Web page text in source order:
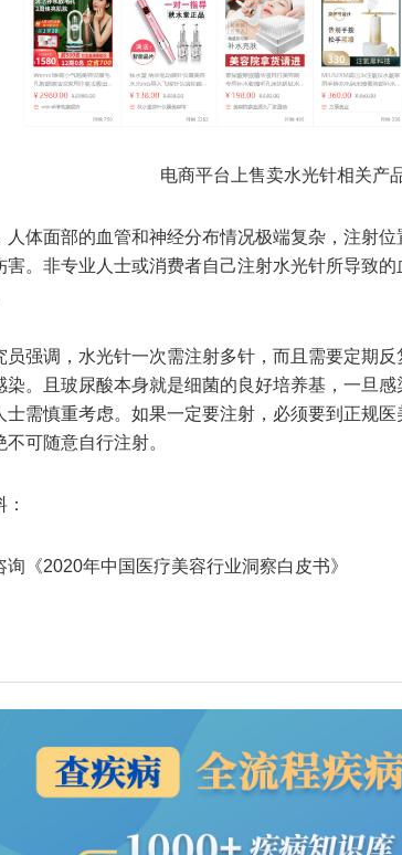
电商平台上售卖水光针相关产
人体面部的血管和神经分布情况极端复杂，注射
害。非专业人士或消费者自己注射水光针所导致
员强调，水光针一次需注射多针，而且需要定期
染。且玻尿酸本身就是细菌的良好培养基，一旦
士需慎重考虑。如果一定要注射，必须要到正规
可随意自行注射。
《2020年中国医疗美容行业洞察白皮书》